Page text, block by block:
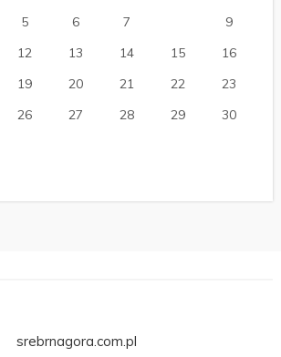
5 6 7
9
12 13 14 15
16
19 20 21 22
23
26 27 28 29
30
srebrnagora.com.pl